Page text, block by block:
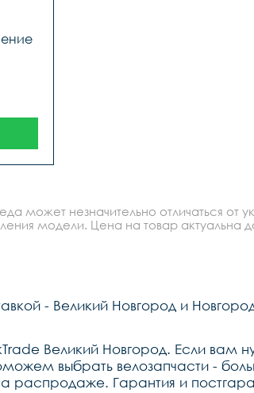
может незначительно отличаться от
модели. Цена на товар актуальна
- Великий Новгород и
Великий Новгород. Если вам
выбрать велозапчасти -
распродаже. Гарантия и